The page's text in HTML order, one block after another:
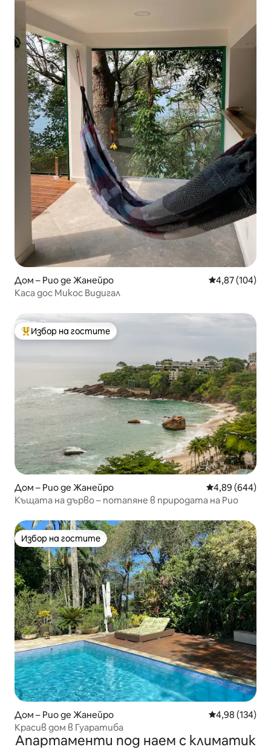
Дом – Рио де Жанейро Средна
4,87 (104)
Каса дос Микос Видигал
Най-популярен избор на гостите
Избор на гостите
Дом – Рио де Жанейро Средна
4,89 (644)
Къщата на дърво – потапяне в природата на Рио
Избор на гостите
Избор на гостите
Дом – Рио де Жанейро Средна
4,98 (134)
Красив дом в Гуаратиба
Апартаменти под наем с климатик